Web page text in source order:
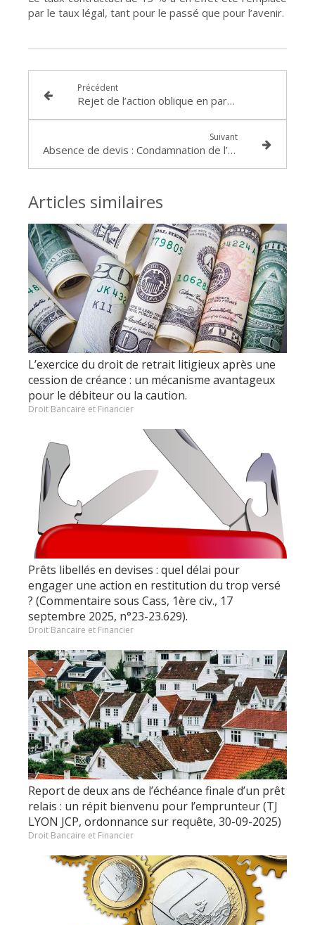
par le taux légal, tant pour le passé que pour l’avenir.
Précédent
Rejet de l’action oblique en partage de l’indivision en raison du prononcé de la déchéance du droit pour la Banque de se prévaloir du cautionnement : Jugement du Tribunal de Grande Instance de GRENOBLE du 16 janvier
Suivant
Absence de devis : Condamnation de l’entrepreneur à rembourser l’ensemble des sommes perçues au titre de travaux d’électricité (Tribunal de Grande Instance de DRAGUIGNAN, 27 avril 2017, dossier 13/09768)
Articles similaires
L’exercice du droit de retrait litigieux après une
cession de créance : un mécanisme avantageux
pour le débiteur ou la caution.
Droit Bancaire et Financier
Prêts libellés en devises : quel délai pour
engager une action en restitution du trop versé
? (Commentaire sous Cass, 1ère civ., 17
septembre 2025, n°23-23.629).
Droit Bancaire et Financier
Report de deux ans de l’échéance finale d’un prêt
relais : un répit bienvenu pour l’emprunteur (TJ
LYON JCP, ordonnance sur requête, 30-09-2025)
Droit Bancaire et Financier